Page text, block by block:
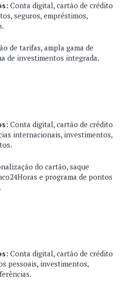
Conta digital, cartão de crédito
seguros, empréstimos,
de tarifas, ampla gama de
de investimentos integrada.
Conta digital, cartão de crédito
internacionais, investimentos,
do cartão, saque
e programa de pontos
Conta digital, cartão de crédito
pessoais, investimentos,